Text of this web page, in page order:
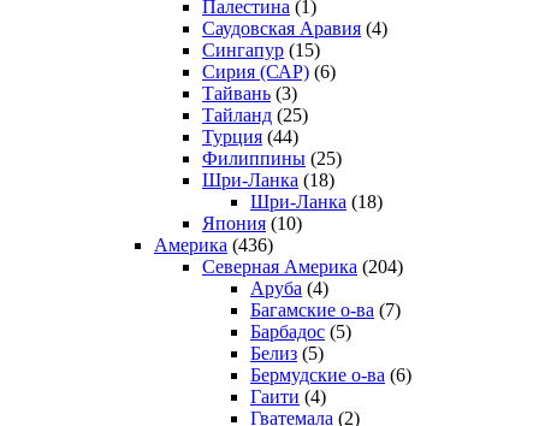
Палестина (1)
Саудовская Аравия (4)
Сингапур (15)
Сирия (САР) (6)
Тайвань (3)
Тайланд (25)
Турция (44)
Филиппины (25)
Шри-Ланка (18)
Шри-Ланка (18)
Япония (10)
Америка (436)
Северная Америка (204)
Аруба (4)
Багамские о-ва (7)
Барбадос (5)
Белиз (5)
Бермудские о-ва (6)
Гаити (4)
Гватемала (2)